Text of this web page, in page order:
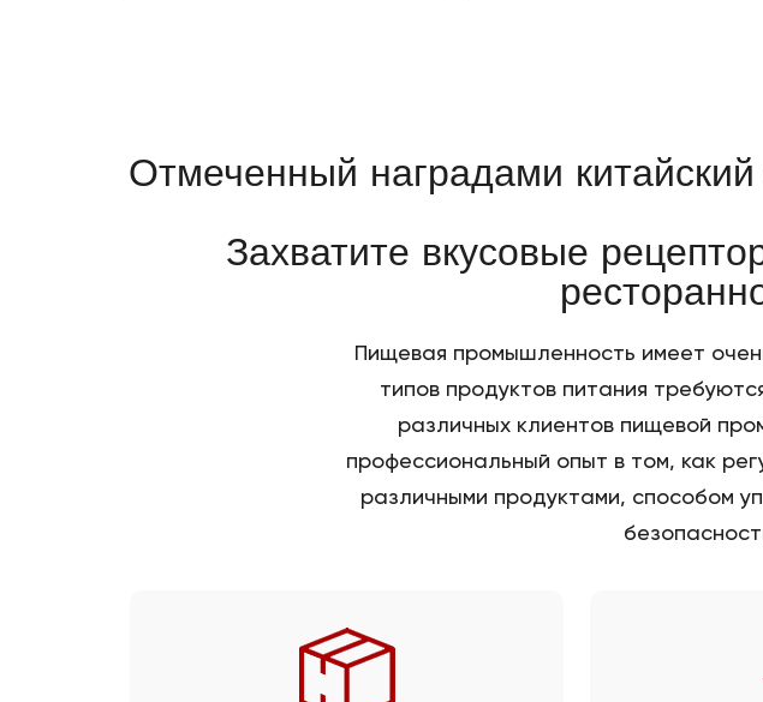
Отмеченный наградами
Захватите вкусовые
Пищевая промышленность имеет
типов продуктов питания
различных клиентов пищевой
профессиональный опыт в том, как
различными продуктами, способом